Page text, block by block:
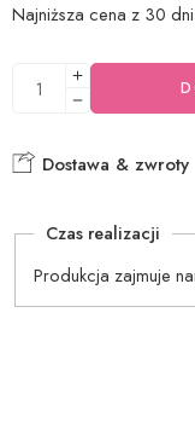
Najniższa cena z 30
Dostawa & zwroty
Czas realizacji
Produkcja zajmuje